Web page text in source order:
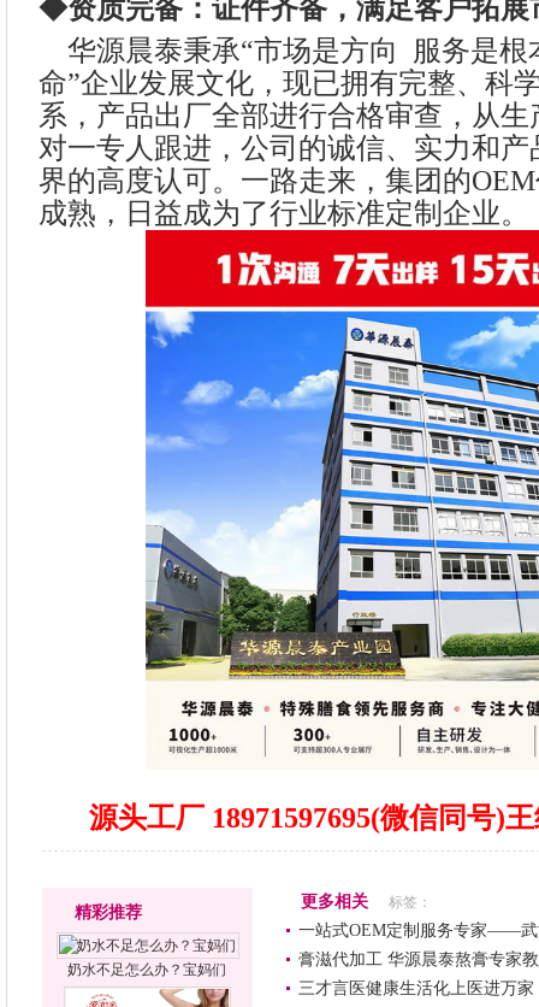
◆资质完备：证件齐备，满足客户拓展
华源晨泰秉承“市场是方向 服务是根
命”企业发展文化，现已拥有完整、科
系，产品出厂全部进行合格审查，从
对一专人跟进，公司的诚信、实力和
界的高度认可。一路走来，集团的
成熟，日益成为了行业标准定制企业。
源头工厂 18971597695(微信同号)
精彩推荐
奶水不足怎么办？宝妈们
更多相关 标签：
一站式OEM定制服务专家——武
膏滋代加工 华源晨泰熬膏专家
三才言医健康生活化上医进万